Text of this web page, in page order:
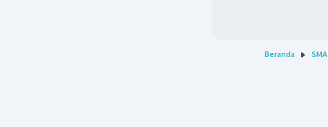
Beranda SMA